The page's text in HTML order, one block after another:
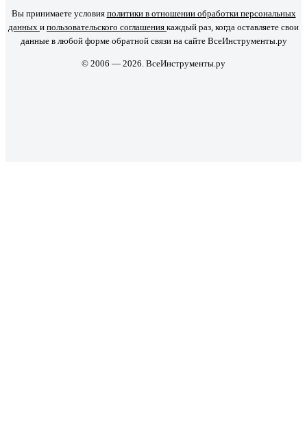
Вы принимаете условия политики в отношении обработки персональных
данных и пользовательского соглашения каждый раз, когда оставляете свои
данные в любой форме обратной связи на сайте ВсеИнструменты.ру
© 2006 — 2026. ВсеИнструменты.ру